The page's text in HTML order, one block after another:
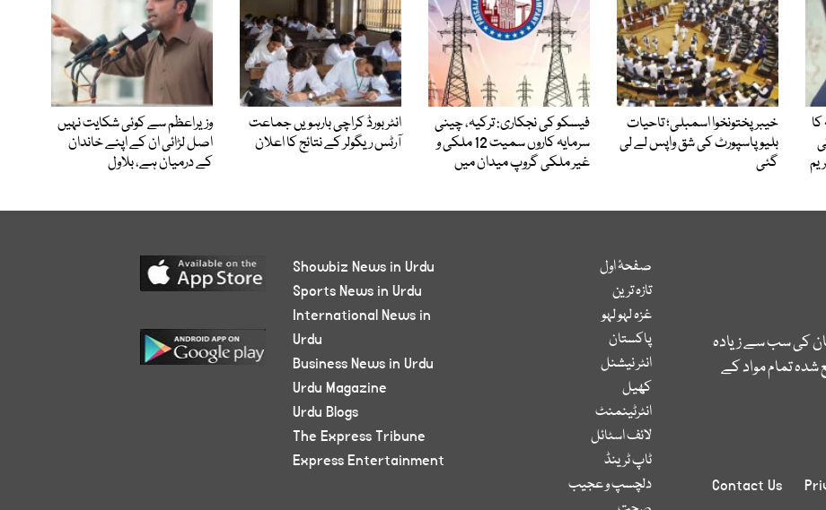
خیبرپختونخوا اسمبلی؛ تاحیات
بلیو پاسپورٹ کی شق واپس لے لی
گئی
فیسکو کی نجکاری: ترکیہ، چینی
سرمایہ کاروں سمیت 12 ملکی و
غیر ملکی گروپ میدان میں
انٹر بورڈ کراچی بارہویں جماعت
آرٹس ریگولر کے نتائج کا اعلان
وزیراعظم سے کوئی شکایت نہیں
اصل لڑائی ان کے اپنے خاندان
کے درمیان ہے، بلاول
کی سب سے زیادہ
تمام مواد کے
Contact Us
صفحۂ اول
تازہ ترین
غزہ لہو لہو
پاکستان
انٹر نیشنل
کھیل
انٹرٹینمنٹ
لائف اسٹائل
ٹاپ ٹرینڈ
دلچسپ و عجیب
Showbiz News in Urdu
Sports News in Urdu
International News in
Urdu
Business News in Urdu
Urdu Magazine
Urdu Blogs
The Express Tribune
Express Entertainment